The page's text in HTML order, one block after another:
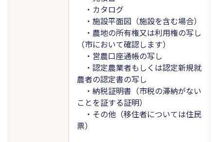
・カタログ
・施設平面図（施設を含む場合）
・農地の所有権又は利用権の写し
（市において確認します）
・営農口座通帳の写し
・認定農業者もしくは認定新規就
農者の認定書の写し
・納税証明書（市税の滞納がない
ことを証する証明）
・その他（移住者については住民
票）